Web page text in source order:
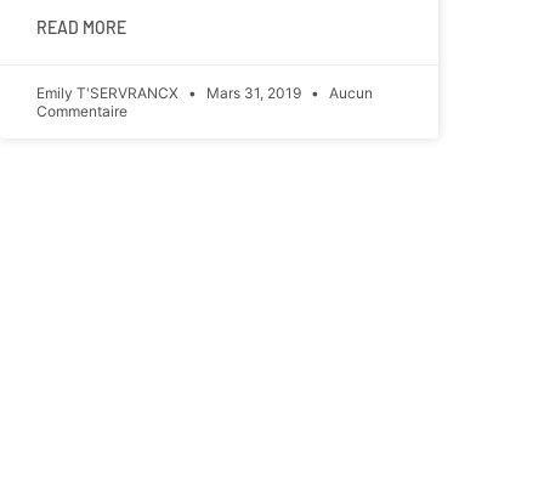
READ MORE
Emily T'SERVRANCX Mars 31, 2019
Aucun
Commentaire